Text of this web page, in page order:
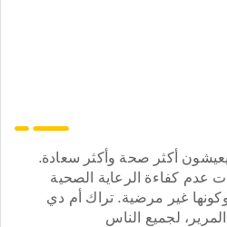
أكثر صحة وأكثر سعادة.
عدم كفاءة الرعاية الصحية
غير مرضية. تراك أم دي
لجميع الناس